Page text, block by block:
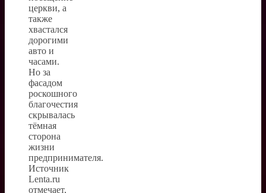
церкви, а
также
хвастался
дорогими
авто и
часами.
Но за
фасадом
роскошного
благочестия
скрывалась
тёмная
сторона
жизни
предпринимателя.
Источник
Lenta.ru
отмечает,